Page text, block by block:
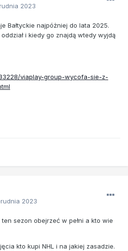
2023
Bałtyckie najpóżniej do lata 2025.
i kiedy go znajdą wtedy wyjdą
viaplay-group-wycofa-sie-z-
2023
sezon obejrzeć w pełni a kto wie
kto kupi NHL i na jakiej zasadzie.